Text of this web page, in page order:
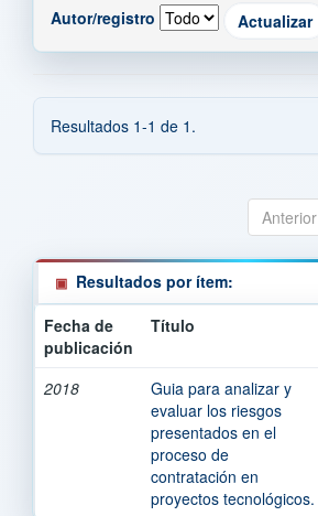
Autor/registro
Resultados 1-1 de 1.
Anterior
Resultados por ítem:
Fecha de
publicación
Título
2018
Guia para analizar y
evaluar los riesgos
presentados en el
proceso de
contratación en
proyectos tecnológicos.